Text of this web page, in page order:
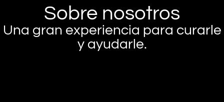
Sobre nosotros
Una gran experiencia para curarle
y ayudarle.